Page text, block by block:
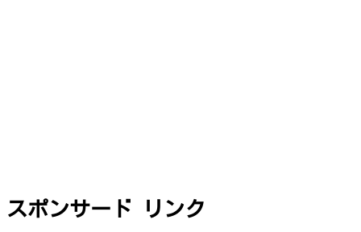
スポンサード リンク